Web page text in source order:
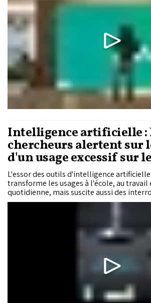
Intelligence artificielle :
chercheurs alertent sur
d'un usage excessif sur
L'essor des outils d'intelligence
transforme les usages à l'école, au travail
quotidienne, mais suscite aussi des
effets à long terme. Plusieurs études